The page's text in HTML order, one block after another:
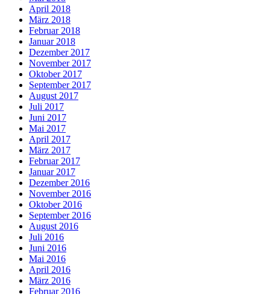
April 2018
März 2018
Februar 2018
Januar 2018
Dezember 2017
November 2017
Oktober 2017
September 2017
August 2017
Juli 2017
Juni 2017
Mai 2017
April 2017
März 2017
Februar 2017
Januar 2017
Dezember 2016
November 2016
Oktober 2016
September 2016
August 2016
Juli 2016
Juni 2016
Mai 2016
April 2016
März 2016
Februar 2016